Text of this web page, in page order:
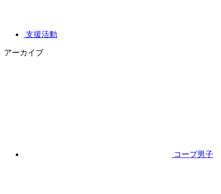
支援活動
アーカイブ
コープ男子